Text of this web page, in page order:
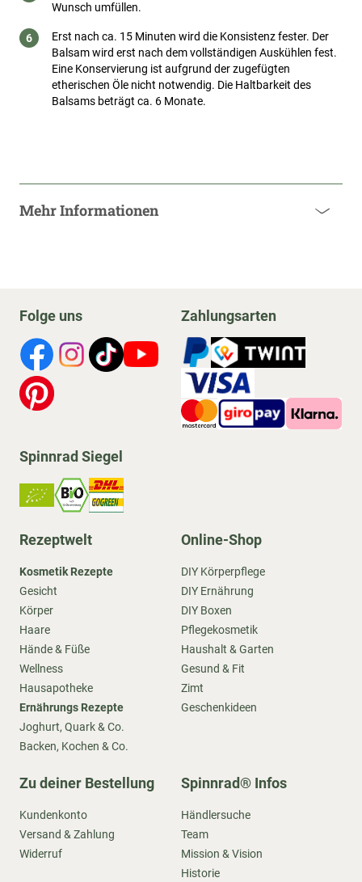
Wunsch umfüllen.
Erst nach ca. 15 Minuten wird die Konsistenz fester. Der
Balsam wird erst nach dem vollständigen Auskühlen fest.
Eine Konservierung ist aufgrund der zugefügten
etherischen Öle nicht notwendig. Die Haltbarkeit des
Balsams beträgt ca. 6 Monate.
Mehr Informationen
Folge uns Zahlungsarten
Spinnrad Siegel
Rezeptwelt
Kosmetik Rezepte
Gesicht
Körper
Haare
Hände & Füße
Wellness
Hausapotheke
Ernährungs Rezepte
Joghurt, Quark & Co.
Backen, Kochen & Co.
Online-Shop
DIY Körperpflege
DIY Ernährung
DIY Boxen
Pflegekosmetik
Haushalt & Garten
Gesund & Fit
Zimt
Geschenkideen
Zu deiner Bestellung
Kundenkonto
Versand & Zahlung
Widerruf
Spinnrad® Infos
Händlersuche
Team
Mission & Vision
Historie